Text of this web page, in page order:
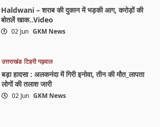
Haldwani – शराब की दुकान में भड़की आग, करोड़ों की
बोतलें खाक..Video
02 Jun GKM News
उत्तराखंड टिहरी गढ़वाल
बड़ा हादसा : अलकनंदा में गिरी इनोवा, तीन की मौत_लापता
लोगों की तलाश जारी
02 Jun GKM News